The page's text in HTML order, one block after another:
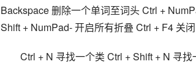
Backspace 删除一个单词至词头 Ctrl +
Shift + NumPad- 开启所有折叠 Ctrl + F4 关
Ctrl + N 寻找一个类 Ctrl + Shift + N 寻